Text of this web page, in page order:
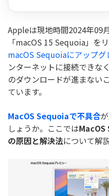
Appleは現地時間2024年09
「macOS 15 Sequoia」を
macOS Sequoiaにアップグ
ンターネットに接続できな
のダウンロードが進まない
ています。
MacOS Sequoiaで不具合
しょうか。ここではMacOS
の原因と解決法について解